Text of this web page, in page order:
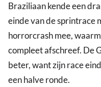
Braziliaan kende een
einde van de sprintrace
horrorcrash mee,
compleet afschreef. De
beter, want zijn race
een halve ronde.